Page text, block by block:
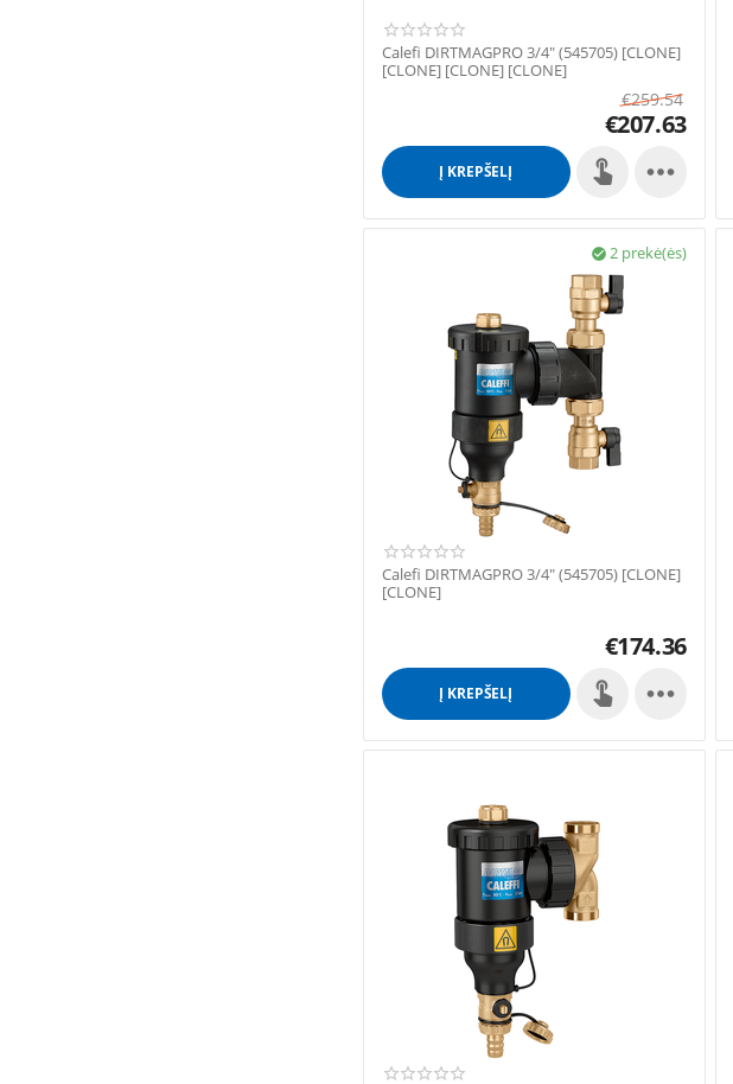
Calefi DIRTMAGPRO 3/4" (545705) [CLONE]
[CLONE] [CLONE] [CLONE]
€259.54
€207.63
Į KREPŠELĮ 
2 prekė(ės)

Calefi DIRTMAGPRO 3/4" (545705) [CLONE]
[CLONE]
€174.36
Į KREPŠELĮ 